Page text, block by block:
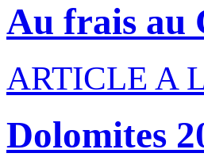
Au frais au
ARTICLE A
Dolomites